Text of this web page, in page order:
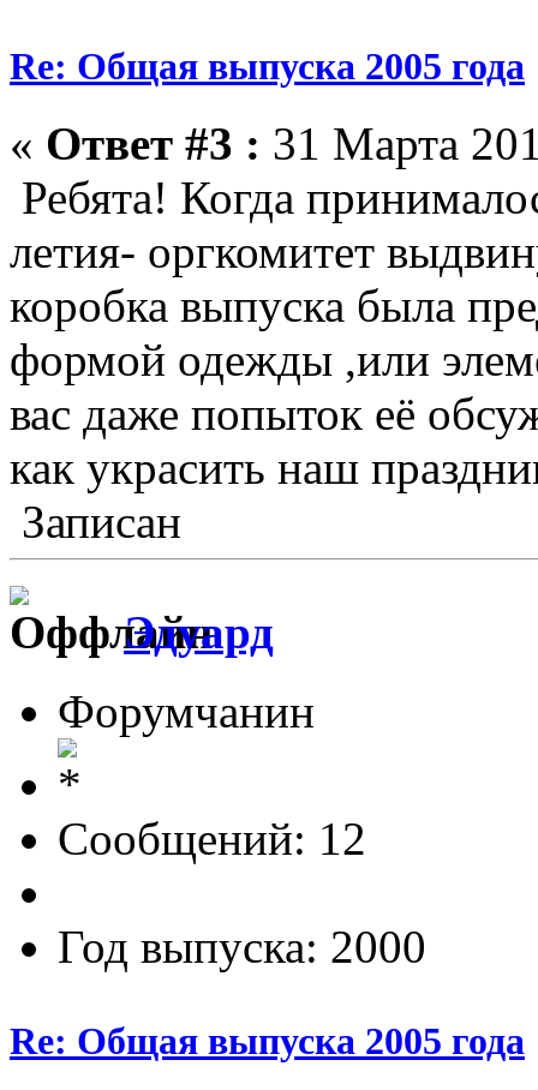
Re: Общая выпуска 2005 года
« Ответ #3 : 31 Марта
Ребята! Когда
летия- оргкомитет
коробка выпуска была
формой одежды ,или
вас даже попыток её
как украсить наш
Записан
Эдуард
Форумчанин
Сообщений: 12
Год выпуска: 2000
Re: Общая выпуска 2005 года